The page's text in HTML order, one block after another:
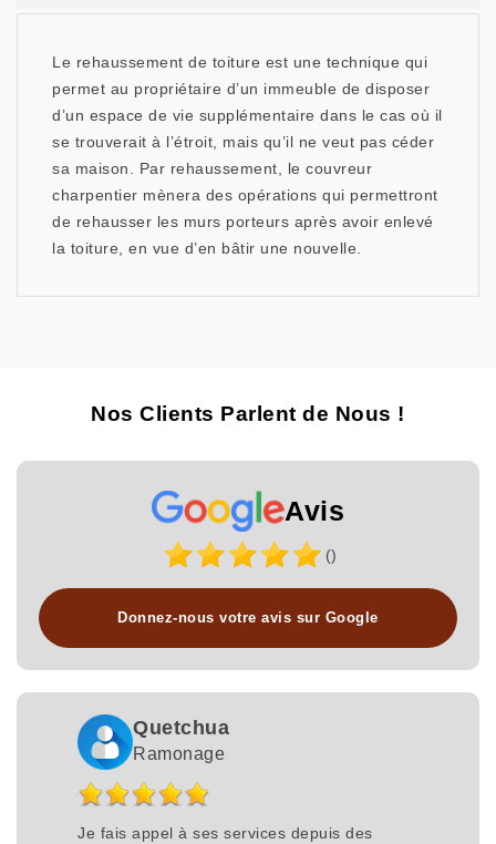
Le rehaussement de toiture est une technique qui
permet au propriétaire d’un immeuble de disposer
d’un espace de vie supplémentaire dans le cas où il
se trouverait à l’étroit, mais qu’il ne veut pas céder
sa maison. Par rehaussement, le couvreur
charpentier mènera des opérations qui permettront
de rehausser les murs porteurs après avoir enlevé
la toiture, en vue d’en bâtir une nouvelle.
Nos Clients Parlent de Nous !
Avis
()
Donnez-nous votre avis sur Google
Quetchua
Ramonage
Je fais appel à ses services depuis des